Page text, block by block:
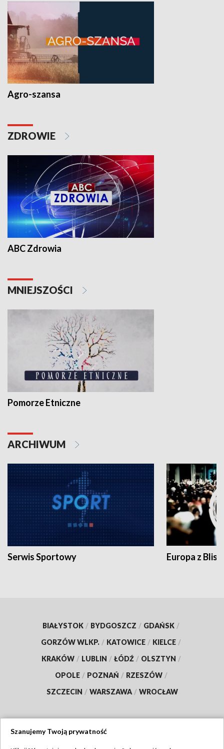
Agro-szansa
ZDROWIE
ABC Zdrowia
MNIEJSZOŚCI
Pomorze Etniczne
ARCHIWUM
Serwis Sportowy Europa z
BIAŁYSTOK / BYDGOSZCZ / GDAŃSK /
GORZÓW WLKP. / KATOWICE / KIELCE /
KRAKÓW / LUBLIN / ŁÓDŹ / OLSZTYN /
OPOLE / POZNAŃ / RZESZÓW /
SZCZECIN / WARSZAWA / WROCŁAW
Szanujemy Twoją prywatność